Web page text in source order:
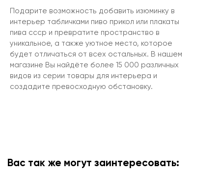
Подарите возможность добавить изюминку в
интерьер табличками пиво прикол или плакаты
пива ссср и превратите пространство в
уникальное, а также уютное место, которое
будет отличаться от всех остальных. В нашем
магазине Вы найдёте более 15 000 различных
видов из серии товары для интерьера и
создадите превосходную обстановку.
Вас так же могут заинтересовать: